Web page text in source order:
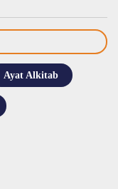
Ayat Alkitab